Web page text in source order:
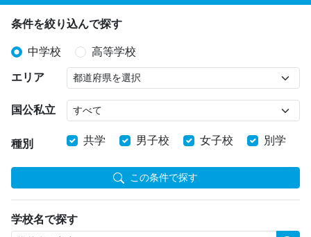
条件を絞り込んで探す
中学校 高等学校
エリア
国公私立
種別 共学 男子校 女子校 別学
この条件で探す
学校名で探す